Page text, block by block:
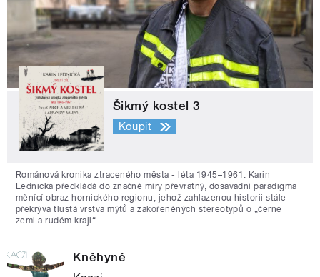
Šikmý kostel 3
Koupit
Románová kronika ztraceného města - léta 1945–1961. Karin
Lednická předkládá do značné míry převratný, dosavadní paradigma
měnící obraz hornického regionu, jehož zahlazenou historii stále
překrývá tlustá vrstva mýtů a zakořeněných stereotypů o „černé
zemi a rudém kraji“.
Kněhyně